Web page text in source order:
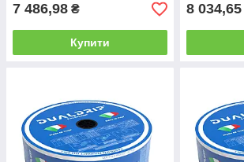
7 486,98 ₴
Купити
8 034,65